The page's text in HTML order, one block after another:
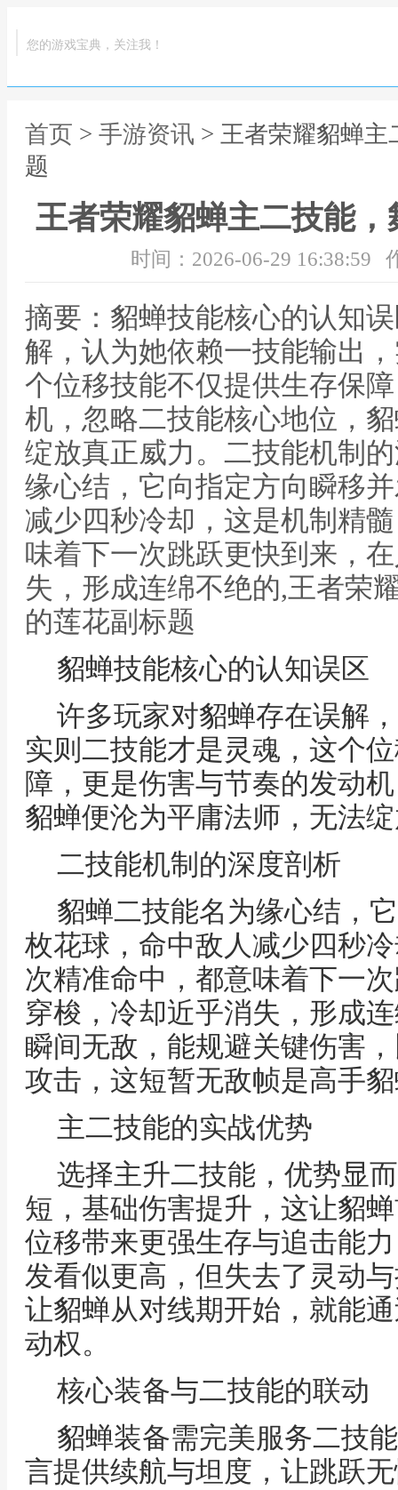
您的游戏宝典，关注我！
首页 > 手游资讯 > 王者荣耀貂蝉
题
王者荣耀貂蝉主二技能
时间：2026-06-29 16:38:59
摘要：貂蝉技能核心的认知
解，认为她依赖一技能输出
个位移技能不仅提供生存保
机，忽略二技能核心地位，
绽放真正威力。二技能机制
缘心结，它向指定方向瞬移
减少四秒冷却，这是机制精
味着下一次跳跃更快到来，
失，形成连绵不绝的,王者荣
的莲花副标题
貂蝉技能核心的认知误区
许多玩家对貂蝉存在误解
实则二技能才是灵魂，这个
障，更是伤害与节奏的发动
貂蝉便沦为平庸法师，无法
二技能机制的深度剖析
貂蝉二技能名为缘心结，
枚花球，命中敌人减少四秒
次精准命中，都意味着下一
穿梭，冷却近乎消失，形成
瞬间无敌，能规避关键伤害
攻击，这短暂无敌帧是高手
主二技能的实战优势
选择主升二技能，优势显
短，基础伤害提升，这让貂
位移带来更强生存与追击能
发看似更高，但失去了灵动
让貂蝉从对线期开始，就能
动权。
核心装备与二技能的联动
貂蝉装备需完美服务二技
言提供续航与坦度，让跳跃